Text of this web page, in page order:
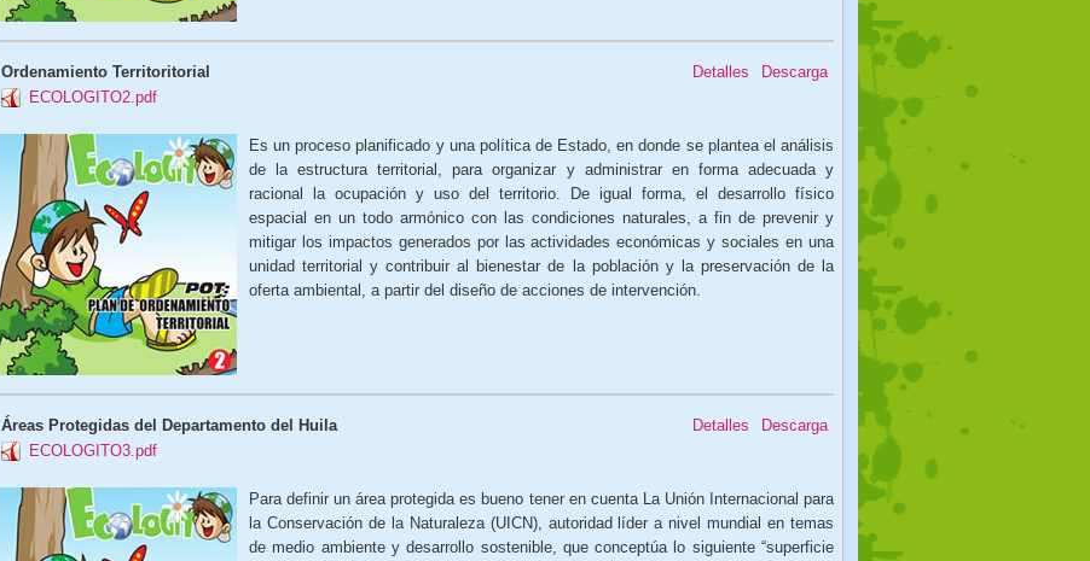
Ordenamiento Territoritorial
ECOLOGITO2.pdf
Descarga
Detalles
Es un proceso planificado y una política de Estado, en donde se plantea el análisis
de la estructura territorial, para organizar y administrar en forma adecuada y
racional la ocupación y uso del territorio. De igual forma, el desarrollo físico
espacial en un todo armónico con las condiciones naturales, a fin de prevenir y
mitigar los impactos generados por las actividades económicas y sociales en una
unidad territorial y contribuir al bienestar de la población y la preservación de la
oferta ambiental, a partir del diseño de acciones de intervención.
Áreas Protegidas del Departamento del Huila
ECOLOGITO3.pdf
Descarga
Detalles
Para definir un área protegida es bueno tener en cuenta La Unión Internacional para
la Conservación de la Naturaleza (UICN), autoridad líder a nivel mundial en temas
de medio ambiente y desarrollo sostenible, que conceptúa lo siguiente “superficie